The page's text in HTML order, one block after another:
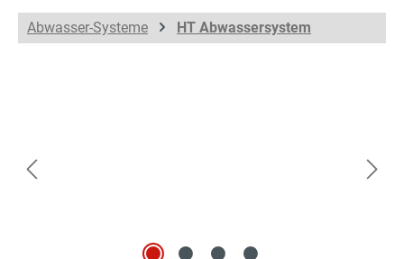
Abwasser-Systeme HT Abwassersystem